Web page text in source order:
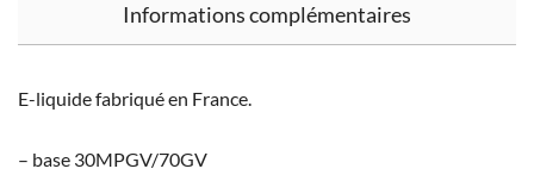
Informations complémentaires
E-liquide fabriqué en France.
– base 30MPGV/70GV